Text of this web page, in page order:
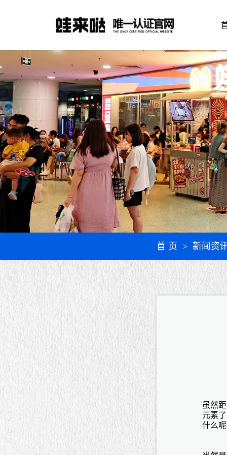
首 页 > 新闻资
虽然
元素
什么